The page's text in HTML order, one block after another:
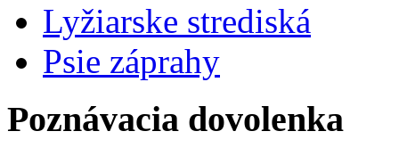
Lyžiarske strediská
Psie záprahy
Poznávacia dovolenka